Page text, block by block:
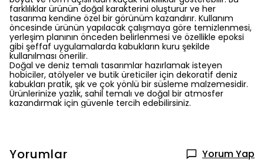
farklılıklar ürünün doğal karakterini oluşturur ve her
tasarıma kendine özel bir görünüm kazandırır. Kullanım
öncesinde ürünün yapılacak çalışmaya göre temizlenmesi,
yerleşim planının önceden belirlenmesi ve özellikle epoksi
gibi şeffaf uygulamalarda kabukların kuru şekilde
kullanılması önerilir.
Doğal ve deniz temalı tasarımlar hazırlamak isteyen
hobiciler, atölyeler ve butik üreticiler için dekoratif deniz
kabukları pratik, şık ve çok yönlü bir süsleme malzemesidir.
Ürünlerinize yazlık, sahil temalı ve doğal bir atmosfer
kazandırmak için güvenle tercih edebilirsiniz.
Yorumlar Yorum Yap